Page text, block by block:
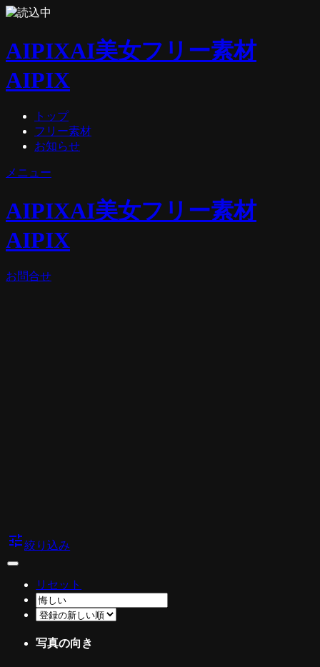
AIPIXAI美女フリー素材
AIPIX
トップ
フリー素材
お知らせ
メニュー
AIPIXAI美女フリー素材
AIPIX
お問合せ
tune絞り込み
リセット
写真の向き